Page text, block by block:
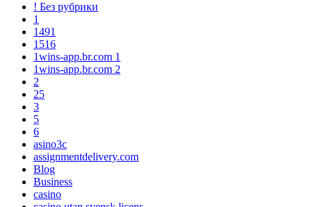
! Без рубрики
1
1491
1516
1wins-app.br.com 1
1wins-app.br.com 2
2
25
3
5
6
asino3c
assignmentdelivery.com
Blog
Business
casino